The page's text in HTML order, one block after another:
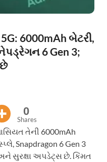
6000mAh બેટરી,
6 Gen 3;
0
Shares
તેની 6000mAh
Snapdragon 6 Gen 3
સુરક્ષા અપડેટ્સ છે. કિંમત